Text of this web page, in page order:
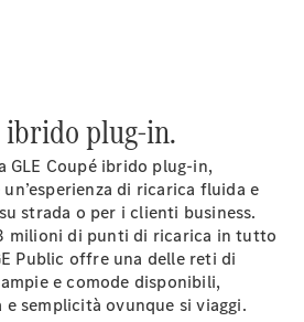
ibrido plug-in.
GLE Coupé ibrido plug-in,
di ricarica fluida e
strada o per i clienti business.
milioni di punti di ricarica in tutto
Public offre una delle reti di
e comode disponibili,
e semplicità ovunque si viaggi.